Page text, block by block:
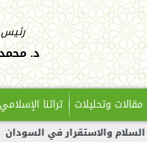
د.
مقالات وتحليلات تراثنا الإسلامي
في السودان